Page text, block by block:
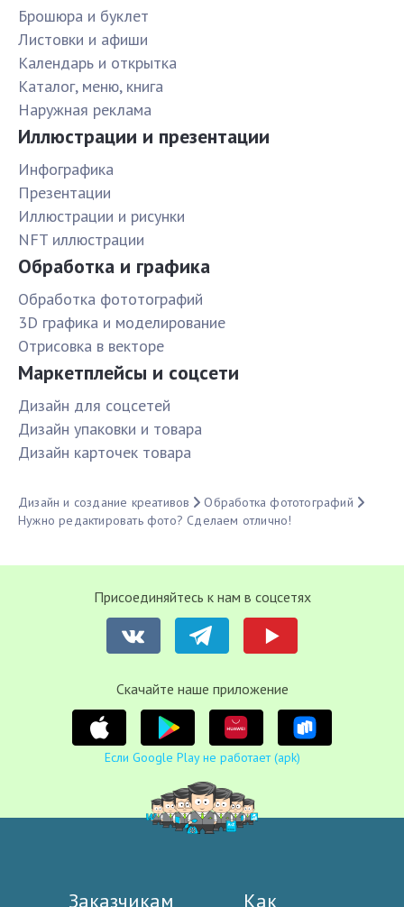
Брошюра и буклет
Листовки и афиши
Календарь и открытка
Каталог, меню, книга
Наружная реклама
Иллюстрации и презентации
Инфографика
Презентации
Иллюстрации и рисунки
NFT иллюстрации
Обработка и графика
Обработка фототографий
3D графика и моделирование
Отрисовка в векторе
Маркетплейсы и соцсети
Дизайн для соцсетей
Дизайн упаковки и товара
Дизайн карточек товара
Дизайн и создание креативов
Обработка фототографий
Нужно редактировать фото? Сделаем отлично!
Присоединяйтесь к нам в соцсетях
Cкачайте наше приложение
Если Google Play не работает (apk)
Заказчикам
Как